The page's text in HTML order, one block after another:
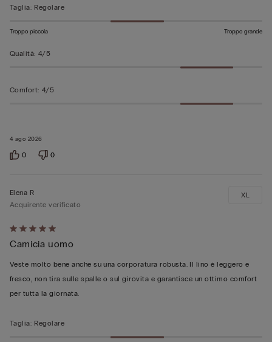
4 ago 2026
Taglia: Regolare
Troppo piccola Troppo grande
Qualità: 4/5
Comfort: 4/5
0 0
Valutato
5
su
5
Elena R
Acquirente verificato
Camicia uomo
Veste molto bene anche su una corporatura robusta. Il lino è leggero e
fresco, non tira sulle spalle o sul girovita e garantisce un ottimo comfort
per tutta la giornata.
XL
Taglia: Regolare